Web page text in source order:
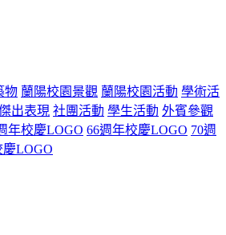
物 蘭陽校園景觀 蘭陽校園活動 學術活
出表現 社團活動 學生活動 外賓參觀
年校慶LOGO 66週年校慶LOGO 70週
慶LOGO